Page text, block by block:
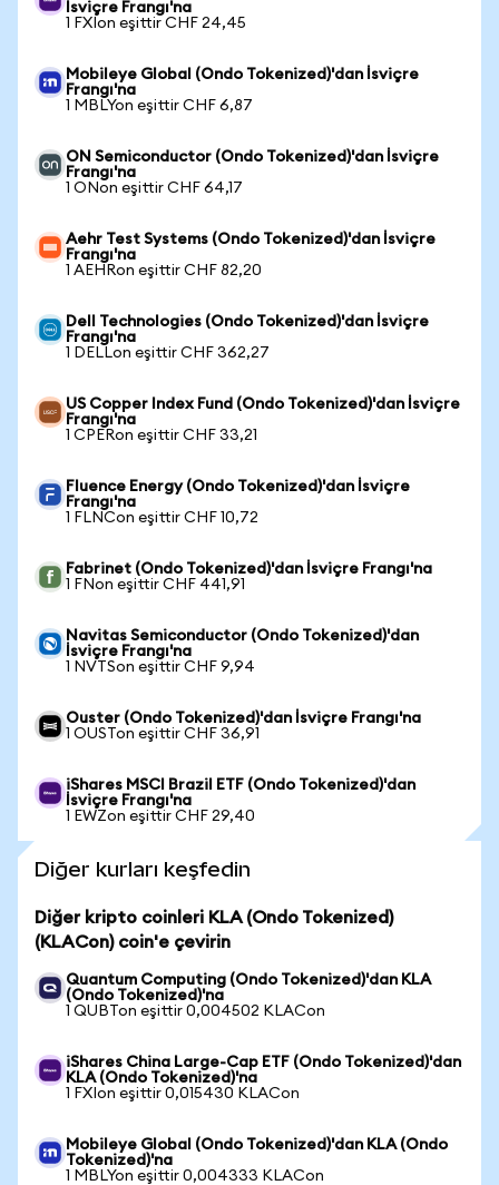
İsviçre Frangı'na
1 FXIon eşittir CHF 24,45
Mobileye Global (Ondo Tokenized)'dan İsviçre
Frangı'na
1 MBLYon eşittir CHF 6,87
ON Semiconductor (Ondo Tokenized)'dan İsviçre
Frangı'na
1 ONon eşittir CHF 64,17
Aehr Test Systems (Ondo Tokenized)'dan İsviçre
Frangı'na
1 AEHRon eşittir CHF 82,20
Dell Technologies (Ondo Tokenized)'dan İsviçre
Frangı'na
1 DELLon eşittir CHF 362,27
US Copper Index Fund (Ondo Tokenized)'dan İsviçre
Frangı'na
1 CPERon eşittir CHF 33,21
Fluence Energy (Ondo Tokenized)'dan İsviçre
Frangı'na
1 FLNCon eşittir CHF 10,72
Fabrinet (Ondo Tokenized)'dan İsviçre Frangı'na
1 FNon eşittir CHF 441,91
Navitas Semiconductor (Ondo Tokenized)'dan
İsviçre Frangı'na
1 NVTSon eşittir CHF 9,94
Ouster (Ondo Tokenized)'dan İsviçre Frangı'na
1 OUSTon eşittir CHF 36,91
iShares MSCI Brazil ETF (Ondo Tokenized)'dan
İsviçre Frangı'na
1 EWZon eşittir CHF 29,40
Diğer kurları keşfedin
Diğer kripto coinleri KLA (Ondo Tokenized)
(KLACon) coin'e çevirin
Quantum Computing (Ondo Tokenized)'dan KLA
(Ondo Tokenized)'na
1 QUBTon eşittir 0,004502 KLACon
iShares China Large-Cap ETF (Ondo Tokenized)'dan
KLA (Ondo Tokenized)'na
1 FXIon eşittir 0,015430 KLACon
Mobileye Global (Ondo Tokenized)'dan KLA (Ondo
Tokenized)'na
1 MBLYon eşittir 0,004333 KLACon